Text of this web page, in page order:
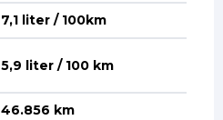
7,1 liter / 100km
5,9 liter / 100 km
46.856 km